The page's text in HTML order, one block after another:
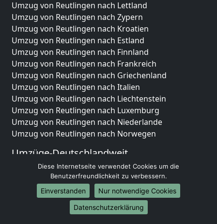
Umzug von Reutlingen nach Lettland
Umzug von Reutlingen nach Zypern
Umzug von Reutlingen nach Kroatien
Umzug von Reutlingen nach Estland
Umzug von Reutlingen nach Finnland
Umzug von Reutlingen nach Frankreich
Umzug von Reutlingen nach Griechenland
Umzug von Reutlingen nach Italien
Umzug von Reutlingen nach Liechtenstein
Umzug von Reutlingen nach Luxemburg
Umzug von Reutlingen nach Niederlande
Umzug von Reutlingen nach Norwegen
Umzüge-Deutschlandweit
Umzug von Reutlingen nach Berlin
Umzug von Reutlingen nach Hamburg
Umzug von Reutlingen nach München
Umzug von Reutlingen nach Köln
Umzug von Reutlingen nach Frankfurt am Main
Diese Internetseite verwendet Cookies um die
Benutzerfreundlichkeit zu verbessern.
Einverstanden
Nur notwendige Cookies
Datenschutzerklärung